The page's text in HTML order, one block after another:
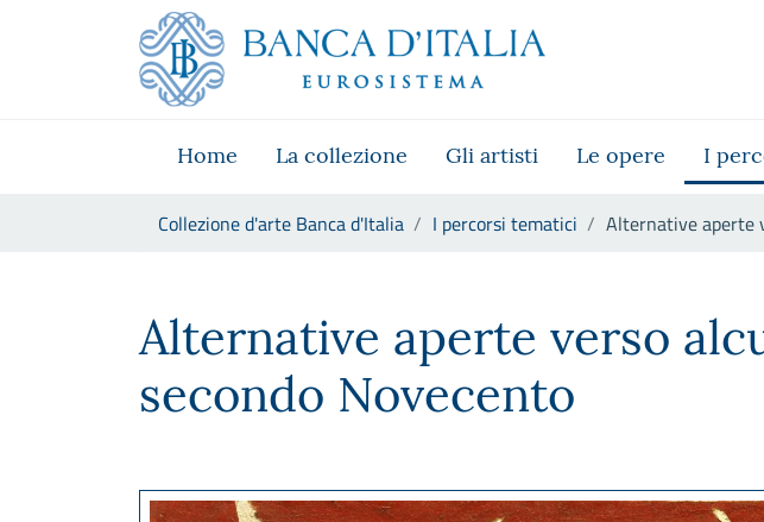
Skip to Main Content
Vai al sito istituzionale
Vai al menu di navigazione
Vai alla ricerca
Vai ai contenuti
Home La collezione Gli artisti Le opere I
Collezione d'arte Banca d'Italia I percorsi tematici Alternative aperte
Alternative aperte verso
secondo Novecento